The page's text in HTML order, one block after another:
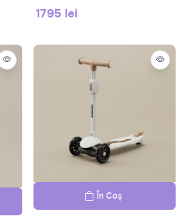
1795 lei
În Coș